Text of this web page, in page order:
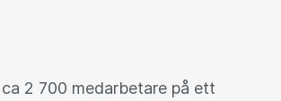
2 700 medarbetare på ett